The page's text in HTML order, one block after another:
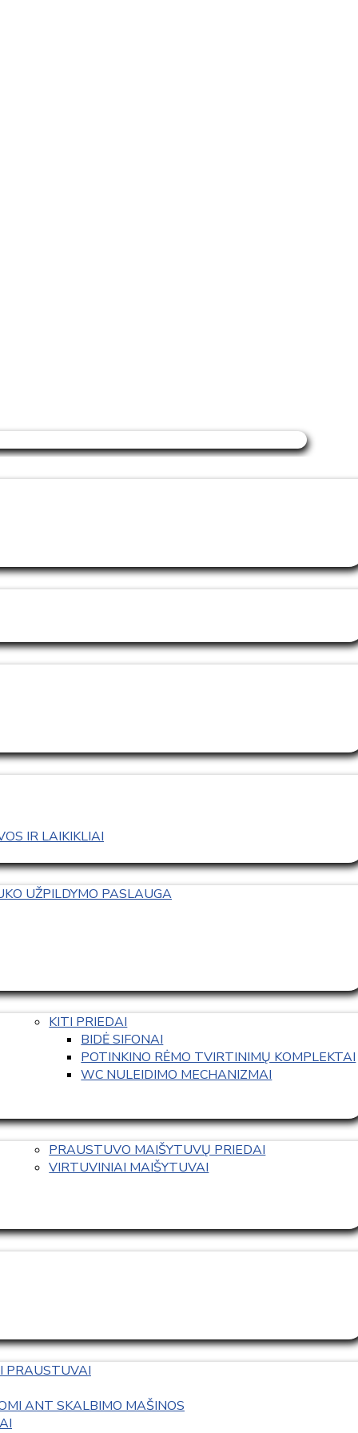
IR LAIKIKLIAI
UŽPILDYMO PASLAUGA
KITI PRIEDAI
BIDĖ SIFONAI
POTINKINO RĖMO TVIRTINIMŲ KOMPLEKTAI
WC NULEIDIMO MECHANIZMAI
PRAUSTUVO MAIŠYTUVŲ PRIEDAI
VIRTUVINIAI MAIŠYTUVAI
PRAUSTUVAI
ANT SKALBIMO MAŠINOS